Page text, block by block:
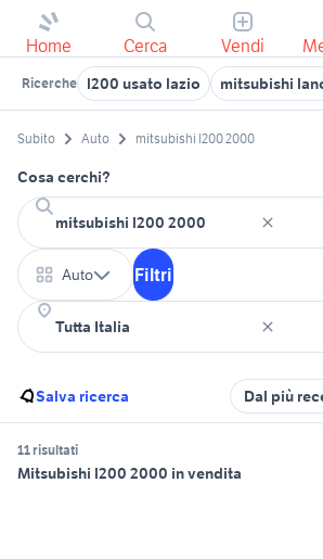
Home Cerca Vendi
Ricerche l200 usato lazio mitsubishi
Subito Auto mitsubishi l200 2000
Cosa cerchi?
Auto Filtri
Salva ricerca Dal più
11 risultati
Mitsubishi l200 2000 in vendita